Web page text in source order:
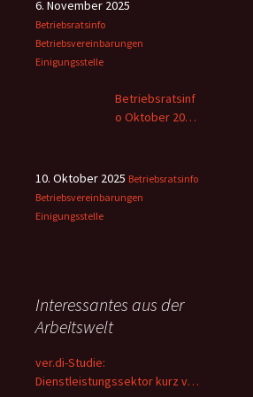
6. November 2025
Betriebsratsinfo
Betriebsvereinbarungen
Einigungsstelle
Betriebsratsinf
o Oktober 2025
10. Oktober 2025 Betriebsratsinfo
Betriebsvereinbarungen
Einigungsstelle
Interessantes aus der
Arbeitswelt
ver.di-Studie:
Dienstleistungssektor kurz vor